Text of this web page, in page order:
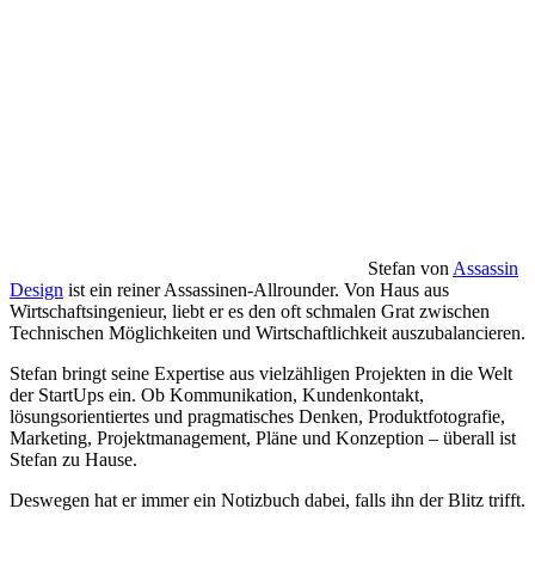
Stefan von Assassin
Design ist ein reiner Assassinen-Allrounder. Von Haus aus
Wirtschaftsingenieur, liebt er es den oft schmalen Grat zwischen
Technischen Möglichkeiten und Wirtschaftlichkeit auszubalancieren.
Stefan bringt seine Expertise aus vielzähligen Projekten in die Welt
der StartUps ein. Ob Kommunikation, Kundenkontakt,
lösungsorientiertes und pragmatisches Denken, Produktfotografie,
Marketing, Projektmanagement, Pläne und Konzeption – überall ist
Stefan zu Hause.
Deswegen hat er immer ein Notizbuch dabei, falls ihn der Blitz trifft.